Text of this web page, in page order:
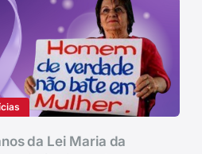
da Lei Maria da